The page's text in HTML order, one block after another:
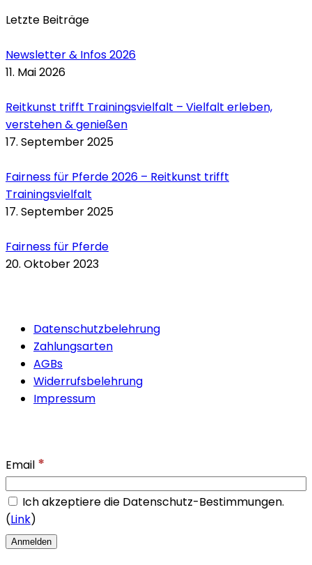
Letzte Beiträge
Newsletter & Infos 2026
11. Mai 2026
Reitkunst trifft Trainingsvielfalt – Vielfalt erleben,
verstehen & genießen
17. September 2025
Fairness für Pferde 2026 – Reitkunst trifft
Trainingsvielfalt
17. September 2025
Fairness für Pferde
20. Oktober 2023
Datenschutzbelehrung
Zahlungsarten
AGBs
Widerrufsbelehrung
Impressum
Email *
Ich akzeptiere die Datenschutz-Bestimmungen.
(Link)